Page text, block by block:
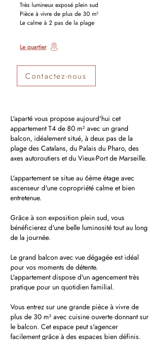
Très lumineux exposé plein sud
Pièce à vivre de plus de 30 m²
Le calme à 2 pas de la plage
Le quartier
Contactez-nous
L'aparté vous propose aujourd'hui cet
appartement T4 de 80 m² avec un grand
balcon, idéalement situé, à deux pas de la
plage des Catalans, du Palais du Pharo, des
axes autoroutiers et du Vieux-Port de Marseille.
L'appartement se situe au 6ème étage avec
ascenseur d'une copropriété calme et bien
entretenue.
Grâce à son exposition plein sud, vous
bénéficierez d'une belle luminosité tout au long
de la journée.
Le grand balcon avec vue dégagée est idéal
pour vos moments de détente.
L'appartement dispose d'un agencement très
pratique pour un quotidien familial.
Vous entrez sur une grande pièce à vivre de
plus de 30 m² avec cuisine ouverte donnant sur
le balcon. Cet espace peut s'agencer
facilement grâce à des espaces bien définis.